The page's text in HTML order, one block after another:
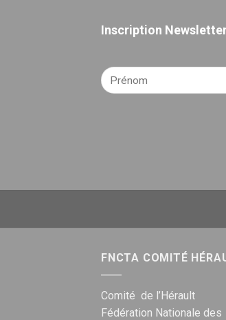
Inscription
FNCTA COMITÉ
Comité de l’Hérault
Fédération Nationale des